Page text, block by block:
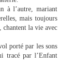
à l’autre, mariant
mais toujours
chantent la vie avec
porté par les sons
tracé par l’Enfant